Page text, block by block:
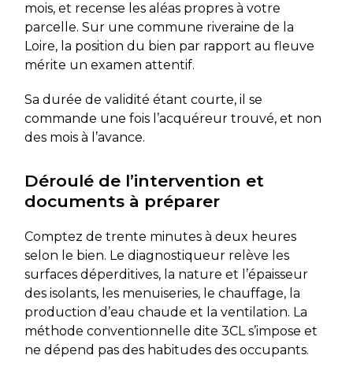
mois, et recense les aléas propres à votre
parcelle. Sur une commune riveraine de la
Loire, la position du bien par rapport au fleuve
mérite un examen attentif.
Sa durée de validité étant courte, il se
commande une fois l’acquéreur trouvé, et non
des mois à l’avance.
Déroulé de l’intervention et
documents à préparer
Comptez de trente minutes à deux heures
selon le bien. Le diagnostiqueur relève les
surfaces déperditives, la nature et l’épaisseur
des isolants, les menuiseries, le chauffage, la
production d’eau chaude et la ventilation. La
méthode conventionnelle dite 3CL s’impose et
ne dépend pas des habitudes des occupants.